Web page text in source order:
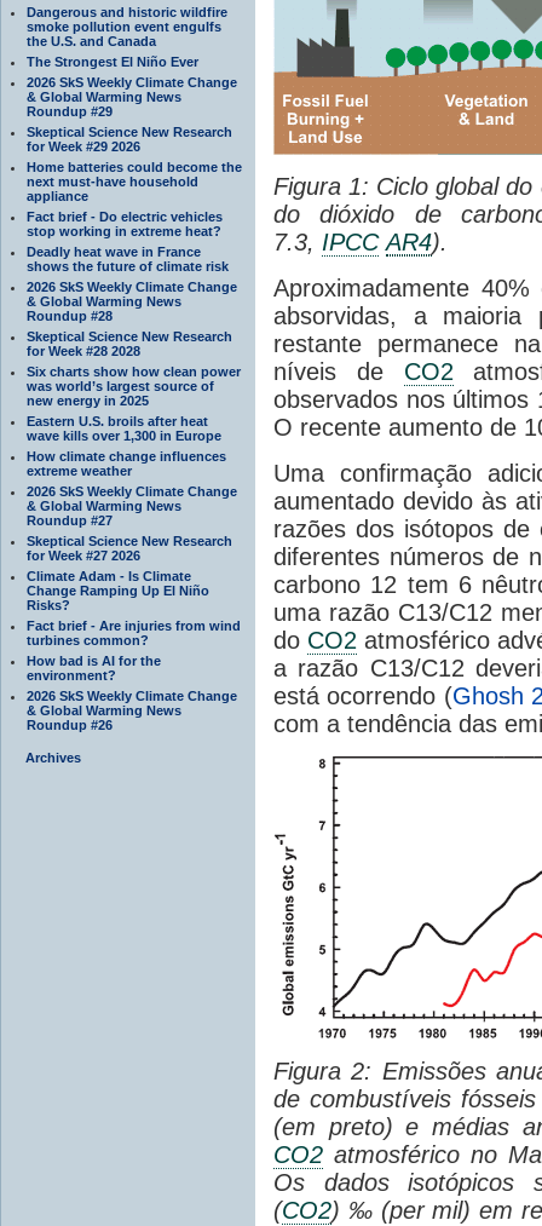
Dangerous and historic wildfire
smoke pollution event engulfs
the U.S. and Canada
The Strongest El Niño Ever
2026 SkS Weekly Climate Change
& Global Warming News
Roundup #29
Skeptical Science New Research
for Week #29 2026
Home batteries could become the
next must-have household
appliance
Fact brief - Do electric vehicles
stop working in extreme heat?
Deadly heat wave in France
shows the future of climate risk
2026 SkS Weekly Climate Change
& Global Warming News
Roundup #28
Skeptical Science New Research
for Week #28 2028
Six charts show how clean power
was world’s largest source of
new energy in 2025
Eastern U.S. broils after heat
wave kills over 1,300 in Europe
How climate change influences
extreme weather
2026 SkS Weekly Climate Change
& Global Warming News
Roundup #27
Skeptical Science New Research
for Week #27 2026
Climate Adam - Is Climate
Change Ramping Up El Niño
Risks?
Fact brief - Are injuries from wind
turbines common?
How bad is AI for the
environment?
2026 SkS Weekly Climate Change
& Global Warming News
Roundup #26
Archives
Figura 1: Ciclo global
do dióxido de
7.3, IPCC AR4).
Aproximadamente
absorvidas, a maioria
restante permanece
níveis de CO2
observados nos últimos
O recente aumento de
Uma confirmação
aumentado devido às
razões dos isótopos
diferentes números de
carbono 12 tem 6
uma razão C13/C12
do CO2 atmosférico
a razão C13/C12
está ocorrendo (Ghosh
com a tendência das
Figura 2: Emissões
de combustíveis
(em preto) e médias
CO2 atmosférico no
Os dados isotópicos
(CO2) ‰ (per mil) em